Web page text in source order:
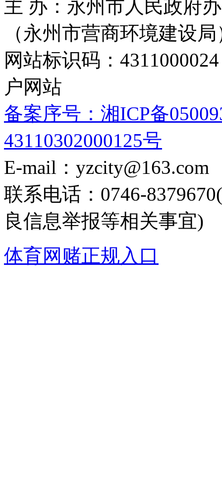
主 办：永州市人民政府
（永州市营商环境建设局
网站标识码：
户网站
备案序号：湘ICP备
43110302000125号
E-mail：yzcity@163.com
联系电话：0746-
良信息举报等相关事宜)
体育网赌正规入口